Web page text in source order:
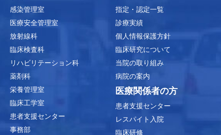
感染管理室
医療安全管理室
放射線科
臨床検査科
リハビリテーション科
薬剤科
栄養管理室
臨床工学室
患者支援センター
事務部
指定・認定一覧
診療実績
個人情報保護方針
臨床研究について
当院の取り組み
病院の案内
医療関係者の方
患者支援センター
レスパイト入院
臨床研修